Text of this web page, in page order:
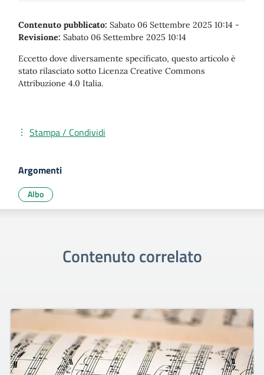
Contenuto pubblicato: Sabato 06 Settembre 2025 10:14 -
Revisione: Sabato 06 Settembre 2025 10:14
Eccetto dove diversamente specificato, questo articolo è
stato rilasciato sotto Licenza Creative Commons
Attribuzione 4.0 Italia.
Stampa / Condividi
Argomenti
Albo
Contenuto correlato